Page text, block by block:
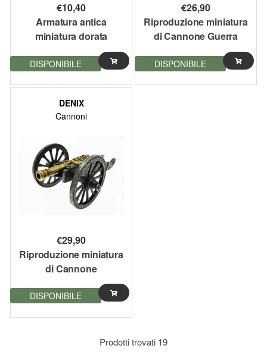
€10,40
Armatura antica
miniatura dorata
DISPONIBILE
€26,90
Riproduzione miniatura
di Cannone Guerra
Civile Americana 1861
USA 19 cm
DISPONIBILE
DENIX
Cannoni
€29,90
Riproduzione miniatura
di Cannone
Napoleonico 1806
Francia 17 cm
DISPONIBILE
Prodotti trovati 19